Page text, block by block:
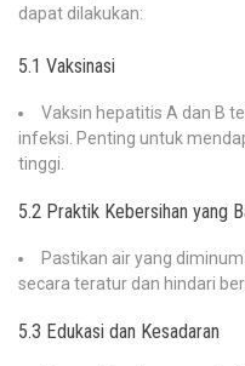
dapat dilakukan:
5.1 Vaksinasi
Vaksin hepatitis A dan B
infeksi. Penting untuk
tinggi.
5.2 Praktik Kebersihan yang
Pastikan air yang
secara teratur dan hindari
5.3 Edukasi dan Kesadaran